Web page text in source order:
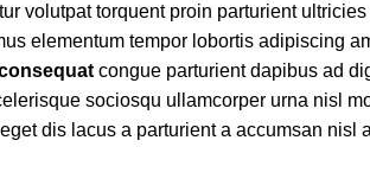
volutpat torquent proin parturient
elementum tempor lobortis adipiscing
congue parturient dapibus ad
sociosqu ullamcorper urna nisl
dis lacus a parturient a accumsan nisl